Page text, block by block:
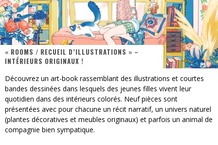
« Le Béton et le Bambou / Propositions pour Mayotte et le Monde. » - Améliorations !
Star Fox
PsyRiver 2026 : la magie revient sur les rives de l’Aar
« Dr Wertham / L’homme qui étudia les tueurs en série » - Un Métier à Risque !
Assassin's Creed Black Flag Resynced
« Le Vent dand les Saules » - Une Belle Histoire !
« ROOMS / RECUEIL D’ILLUSTRATIONS » –
INTÉRIEURS ORIGINAUX !
Découvrez un art-book rassemblant des illustrations et courtes
bandes dessinées dans lesquels des jeunes filles vivent leur
quotidien dans des intérieurs colorés. Neuf pièces sont
présentées avec pour chacune un récit narratif, un univers naturel
(plantes décoratives et meubles originaux) et parfois un animal de
compagnie bien sympatique.